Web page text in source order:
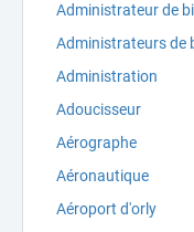
Administrateur de
Administrateurs de
Administration
Adoucisseur
Aérographe
Aéronautique
Aéroport d'orly